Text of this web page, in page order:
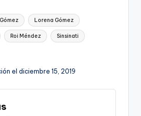
Gómez Lorena Gómez
Roi Méndez Sinsinati
el diciembre 15, 2019